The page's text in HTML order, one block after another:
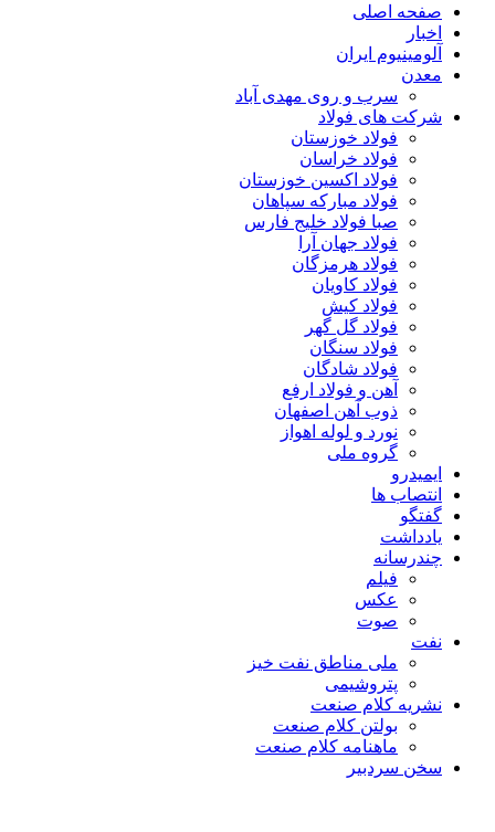
صفحه اصلی
اخبار
آلومینیوم ایران
معدن
سرب و روی مهدی آباد
شرکت های فولاد
فولاد خوزستان
فولاد خراسان
فولاد اکسین خوزستان
فولاد مبارکه سپاهان
صبا فولاد خلیج فارس
فولاد جهان آرا
فولاد هرمزگان
فولاد کاویان
فولاد کیش
فولاد گل گهر
فولاد سنگان
فولاد شادگان
آهن و فولاد ارفع
ذوب آهن اصفهان
نورد و لوله اهواز
گروه ملی
ایمیدرو
انتصاب ها
گفتگو
یادداشت
چندرسانه
فیلم
عکس
صوت
نفت
ملی مناطق نفت خیز
پتروشیمی
نشریه کلام صنعت
بولتن کلام صنعت
ماهنامه کلام صنعت
سخن سردبیر